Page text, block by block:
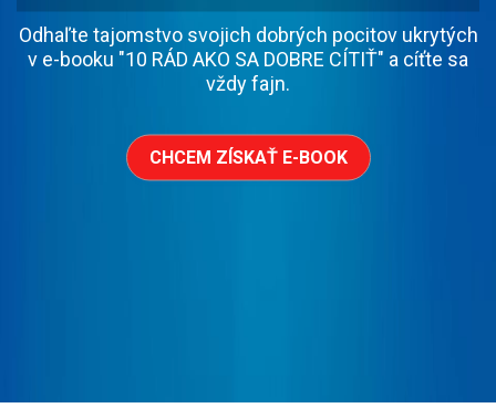
Odhaľte tajomstvo svojich dobrých pocitov ukrytých
v e-booku "10 RÁD AKO SA DOBRE CÍTIŤ" a cíťte sa
vždy fajn.
CHCEM ZÍSKAŤ E-BOOK